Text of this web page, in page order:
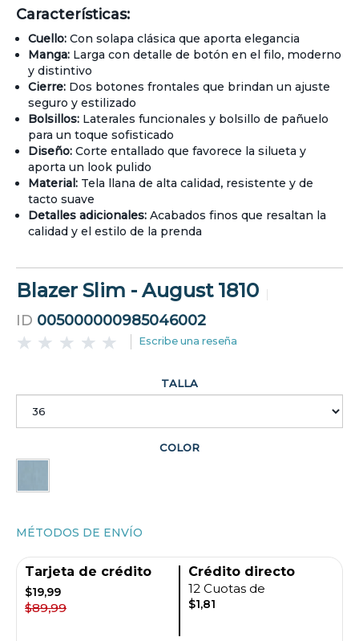
Características:
Cuello: Con solapa clásica que aporta elegancia
Manga: Larga con detalle de botón en el filo, moderno
y distintivo
Cierre: Dos botones frontales que brindan un ajuste
seguro y estilizado
Bolsillos: Laterales funcionales y bolsillo de pañuelo
para un toque sofisticado
Diseño: Corte entallado que favorece la silueta y
aporta un look pulido
Material: Tela llana de alta calidad, resistente y de
tacto suave
Detalles adicionales: Acabados finos que resaltan la
calidad y el estilo de la prenda
Blazer Slim - August 1810
ID 005000000985046002
Escribe una reseña
TALLA
COLOR
MÉTODOS DE ENVÍO
Tarjeta de crédito
$19,99
$89,99
Crédito directo
12 Cuotas de
$1,81